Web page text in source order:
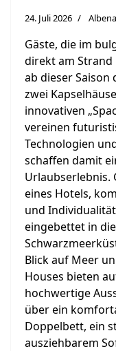
24. Juli 2026 Albena
Gäste, die im
direkt am
ab dieser Saison
zwei
innovativen
vereinen
Technologien
schaffen damit
Urlaubserlebnis.
eines Hotels,
und
eingebettet in
Blick auf Meer
Houses bieten
hochwertige
über ein
Doppelbett, ein
ausziehbarem